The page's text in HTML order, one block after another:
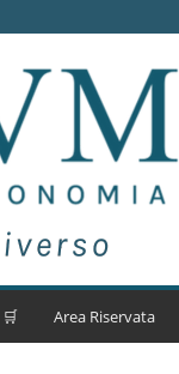
🛒 Area Riservata